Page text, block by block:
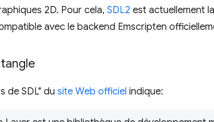
2D. Pour cela, SDL2 est actuellement
avec le backend Emscripten
de SDL" du site Web officiel indique: